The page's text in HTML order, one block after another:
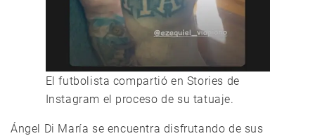
El futbolista compartió en Stories de
Instagram el proceso de su tatuaje.
Ángel Di María se encuentra disfrutando de sus